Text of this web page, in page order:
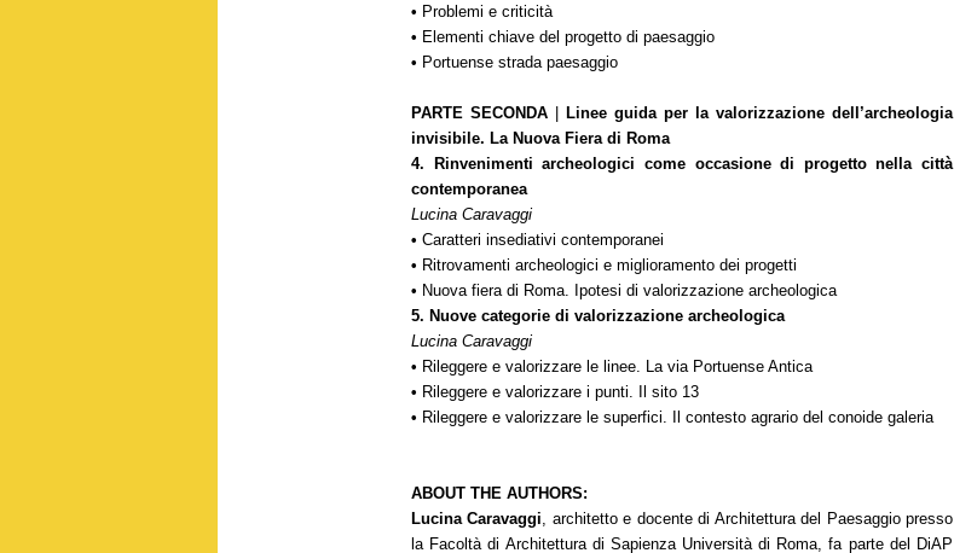
• Problemi e criticità
• Elementi chiave del progetto di paesaggio
• Portuense strada paesaggio
PARTE SECONDA
Linee guida per la valorizzazione dell’archeologia
invisibile. La Nuova Fiera di Roma
4. Rinvenimenti archeologici come occasione di progetto nella città
contemporanea
Lucina Caravaggi
• Caratteri insediativi contemporanei
• Ritrovamenti archeologici e miglioramento dei progetti
• Nuova fiera di Roma. Ipotesi di valorizzazione archeologica
5. Nuove categorie di valorizzazione archeologica
Lucina Caravaggi
• Rileggere e valorizzare le linee. La via Portuense Antica
• Rileggere e valorizzare i punti. Il sito 13
• Rileggere e valorizzare le superfici. Il contesto agrario del conoide galeria
ABOUT THE AUTHORS:
Lucina Caravaggi , architetto e docente di Architettura del Paesaggio presso
la Facoltà di Architettura di Sapienza Università di Roma, fa parte del DiAP